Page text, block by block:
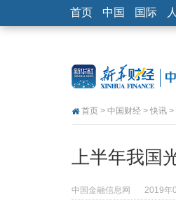
首页 中国 国际
首页 > 中国财经 > 快讯 >
上半年我国
中国金融信息网 2019年